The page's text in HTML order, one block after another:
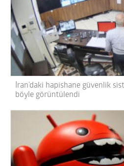
İran’daki hapishane güvenlik
böyle görüntülendi